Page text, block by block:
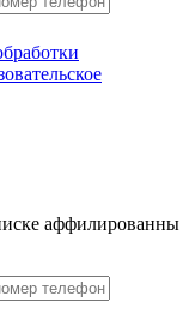
аффилированны